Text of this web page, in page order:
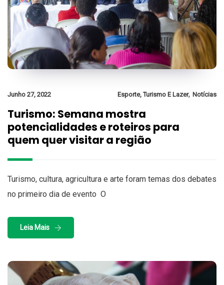
Junho 27, 2022 Esporte, Turismo E Lazer, Notícias
Turismo: Semana mostra
potencialidades e roteiros para
quem quer visitar a região
Turismo, cultura, agricultura e arte foram temas dos debates
no primeiro dia de evento O
Leia Mais